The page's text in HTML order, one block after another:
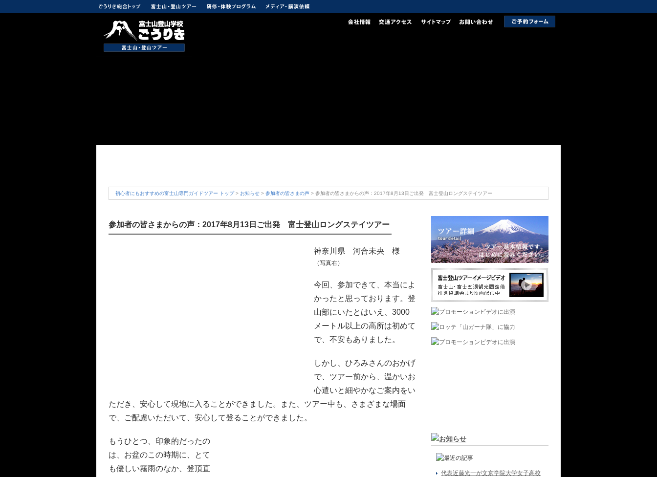
初心者にもおすすめの富士山専門ガイドツアー トップ> お知らせ > 参加者の皆さまの声 > 参加者の皆さまからの声：2017年8月13日ご出発 富士登山ロングステイツアー
参加者の皆さまからの声：2017年8月13日ご出発 富士登山ロングステイツアー
神奈川県 河合未央 様
（写真右）
今回、参加できて、本当によ
かったと思っております。登
山部にいたとはいえ、3000
メートル以上の高所は初めて
で、不安もありました。
しかし、ひろみさんのおかげ
で、ツアー前から、温かいお
心遣いと細やかなご案内をい
ただき、安心して現地に入ることができました。また、ツアー中も、さまざまな場面
で、ご配慮いただいて、安心して登ることができました。
もうひとつ、印象的だったの
は、お盆のこの時期に、とて
も優しい霧雨のなか、登頂直
代表近藤光一が文京学院大学女子高校